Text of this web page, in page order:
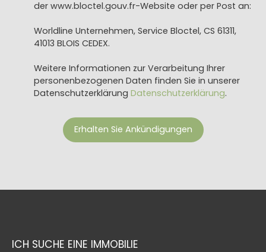
der www.bloctel.gouv.fr-Website oder per Post an:
Worldline Unternehmen, Service Bloctel, CS 61311,
41013 BLOIS CEDEX.
Weitere Informationen zur Verarbeitung Ihrer
personenbezogenen Daten finden Sie in unserer
Datenschutzerklärung Datenschutzerklärung.
Erhalten Sie Ankündigungen
ICH SUCHE EINE IMMOBILIE